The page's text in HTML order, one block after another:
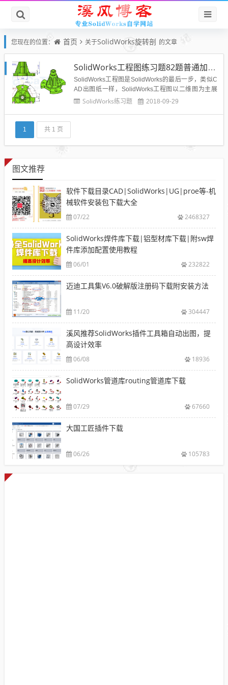
您现在的位置： 首页 关于SolidWorks旋转剖 的文章
SolidWorks工程图练习题82题普通加工件旋转剖画法
SolidWorks工程图是SolidWorks的最后一步，类似C
AD出图纸一样，SolidWorks工程图以二维图为主展
示零部件的尺寸和机构给车间工人进行照图制作，所
SolidWorks练习题 2018-09-29
1 共 1 页
图文推荐
软件下载目录CAD|SolidWorks|UG|proe等-机
械软件安装包下载大全
07/22 2468327
SolidWorks焊件库下载|铝型材库下载|附sw焊
件库添加配置使用教程
06/01 232822
迈迪工具集V6.0破解版注册码下载附安装方法
11/20 304447
溪风推荐SolidWorks插件工具箱自动出图，提
高设计效率
06/08 18936
SolidWorks管道库routing管道库下载
07/29 67660
大国工匠插件下载
06/26 105783